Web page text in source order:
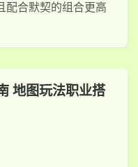
配合默契的组合更高
地图玩法职业搭